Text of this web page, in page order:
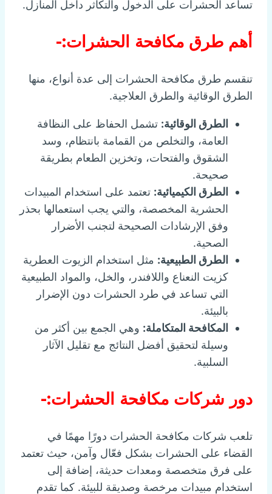
تساعد الحشرات على الدخول والتكاثر داخل المنازل.
أهم طرق مكافحة الحشرات:-
تنقسم طرق مكافحة الحشرات إلى عدة أنواع، منها
الطرق الوقائية والطرق العلاجية.
الطرق الوقائية: تشمل الحفاظ على النظافة
العامة، والتخلص من القمامة بانتظام، وسد
الشقوق والفتحات، وتخزين الطعام بطريقة
صحيحة.
الطرق الكيميائية: تعتمد على استخدام المبيدات
الحشرية المخصصة، والتي يجب استعمالها بحذر
وفق الإرشادات الصحيحة لتجنب الأضرار
الصحية.
الطرق الطبيعية: مثل استخدام الزيوت العطرية
كزيت النعناع واللافندر، والخل، والمواد الطبيعية
التي تساعد في طرد الحشرات دون الإضرار
بالبيئة.
المكافحة المتكاملة: وهي الجمع بين أكثر من
وسيلة لتحقيق أفضل النتائج مع تقليل الآثار
السلبية.
دور شركات مكافحة الحشرات:-
تلعب شركات مكافحة الحشرات دورًا مهمًا في
القضاء على الحشرات بشكل فعّال وآمن، حيث تعتمد
على فرق متخصصة ومعدات حديثة، إضافة إلى
استخدام مبيدات مرخصة وصديقة للبيئة. كما تقدم